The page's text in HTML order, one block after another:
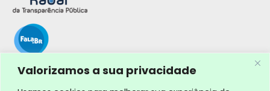
Valorizamos a sua privacidade